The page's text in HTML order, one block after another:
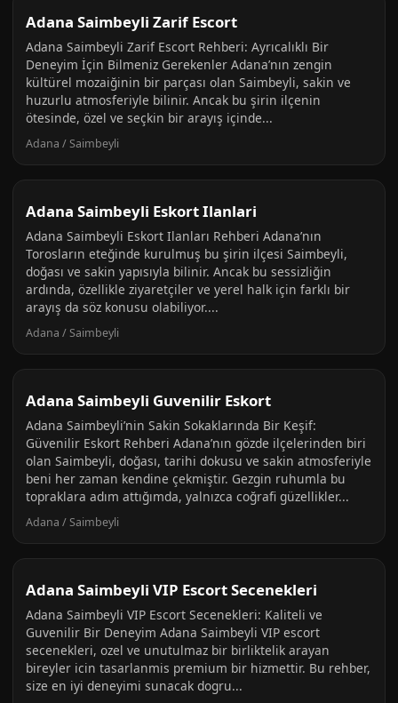
Adana Saimbeyli Zarif Escort
Adana Saimbeyli Zarif Escort Rehberi: Ayrıcalıklı Bir
Deneyim İçin Bilmeniz Gerekenler Adana’nın zengin
kültürel mozaiğinin bir parçası olan Saimbeyli, sakin ve
huzurlu atmosferiyle bilinir. Ancak bu şirin ilçenin
ötesinde, özel ve seçkin bir arayış içinde...
Adana / Saimbeyli
Adana Saimbeyli Eskort Ilanlari
Adana Saimbeyli Eskort Ilanları Rehberi Adana’nın
Torosların eteğinde kurulmuş bu şirin ilçesi Saimbeyli,
doğası ve sakin yapısıyla bilinir. Ancak bu sessizliğin
ardında, özellikle ziyaretçiler ve yerel halk için farklı bir
arayış da söz konusu olabiliyor....
Adana / Saimbeyli
Adana Saimbeyli Guvenilir Eskort
Adana Saimbeyli’nin Sakin Sokaklarında Bir Keşif:
Güvenilir Eskort Rehberi Adana’nın gözde ilçelerinden biri
olan Saimbeyli, doğası, tarihi dokusu ve sakin atmosferiyle
beni her zaman kendine çekmiştir. Gezgin ruhumla bu
topraklara adım attığımda, yalnızca coğrafi güzellikler...
Adana / Saimbeyli
Adana Saimbeyli VIP Escort Secenekleri
Adana Saimbeyli VIP Escort Secenekleri: Kaliteli ve
Guvenilir Bir Deneyim Adana Saimbeyli VIP escort
secenekleri, ozel ve unutulmaz bir birliktelik arayan
bireyler icin tasarlanmis premium bir hizmettir. Bu rehber,
size en iyi deneyimi sunacak dogru...